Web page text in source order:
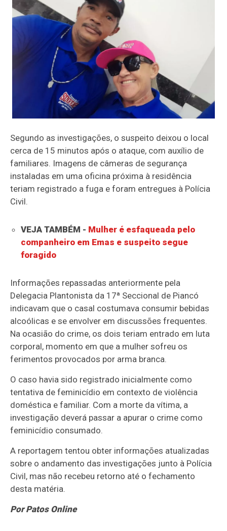
Segundo as investigações, o suspeito deixou o local
cerca de 15 minutos após o ataque, com auxílio de
familiares. Imagens de câmeras de segurança
instaladas em uma oficina próxima à residência
teriam registrado a fuga e foram entregues à Polícia
Civil.
VEJA TAMBÉM - Mulher é esfaqueada pelo
companheiro em Emas e suspeito segue
foragido
Informações repassadas anteriormente pela
Delegacia Plantonista da 17ª Seccional de Piancó
indicavam que o casal costumava consumir bebidas
alcoólicas e se envolver em discussões frequentes.
Na ocasião do crime, os dois teriam entrado em luta
corporal, momento em que a mulher sofreu os
ferimentos provocados por arma branca.
O caso havia sido registrado inicialmente como
tentativa de feminicídio em contexto de violência
doméstica e familiar. Com a morte da vítima, a
investigação deverá passar a apurar o crime como
feminicídio consumado.
A reportagem tentou obter informações atualizadas
sobre o andamento das investigações junto à Polícia
Civil, mas não recebeu retorno até o fechamento
desta matéria.
Por Patos Online